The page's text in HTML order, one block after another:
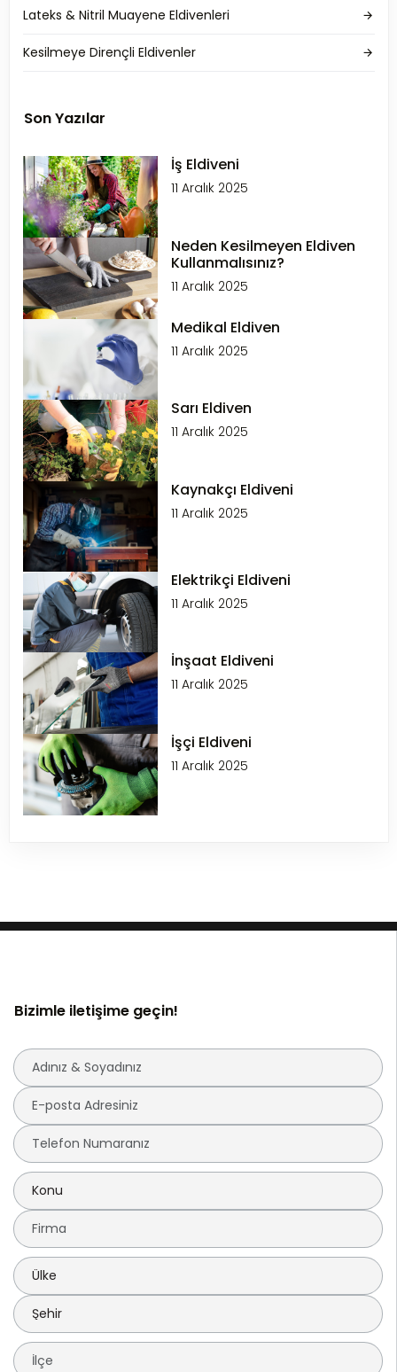
Lateks & Nitril Muayene Eldivenleri
Kesilmeye Dirençli Eldivenler
Son Yazılar
İş Eldiveni
11 Aralık 2025
Neden Kesilmeyen Eldiven
Kullanmalısınız?
11 Aralık 2025
Medikal Eldiven
11 Aralık 2025
Sarı Eldiven
11 Aralık 2025
Kaynakçı Eldiveni
11 Aralık 2025
Elektrikçi Eldiveni
11 Aralık 2025
İnşaat Eldiveni
11 Aralık 2025
İşçi Eldiveni
11 Aralık 2025
Bizimle iletişime geçin!